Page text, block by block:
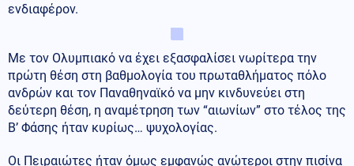
ενδιαφέρον.
Με τον Ολυμπιακό να έχει εξασφαλίσει νωρίτερα την
πρώτη θέση στη βαθμολογία του πρωταθλήματος πόλο
ανδρών και τον Παναθηναϊκό να μην κινδυνεύει στη
δεύτερη θέση, η αναμέτρηση των “αιωνίων” στο τέλος της
Β’ Φάσης ήταν κυρίως… ψυχολογίας.
Οι Πειραιώτες ήταν όμως εμφανώς ανώτεροι στην πισίνα